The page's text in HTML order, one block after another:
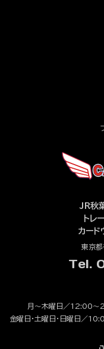
JR秋
トレ
カード
東京
Tel.
月～木曜日／12:00～
金曜日・土曜日・日曜日／